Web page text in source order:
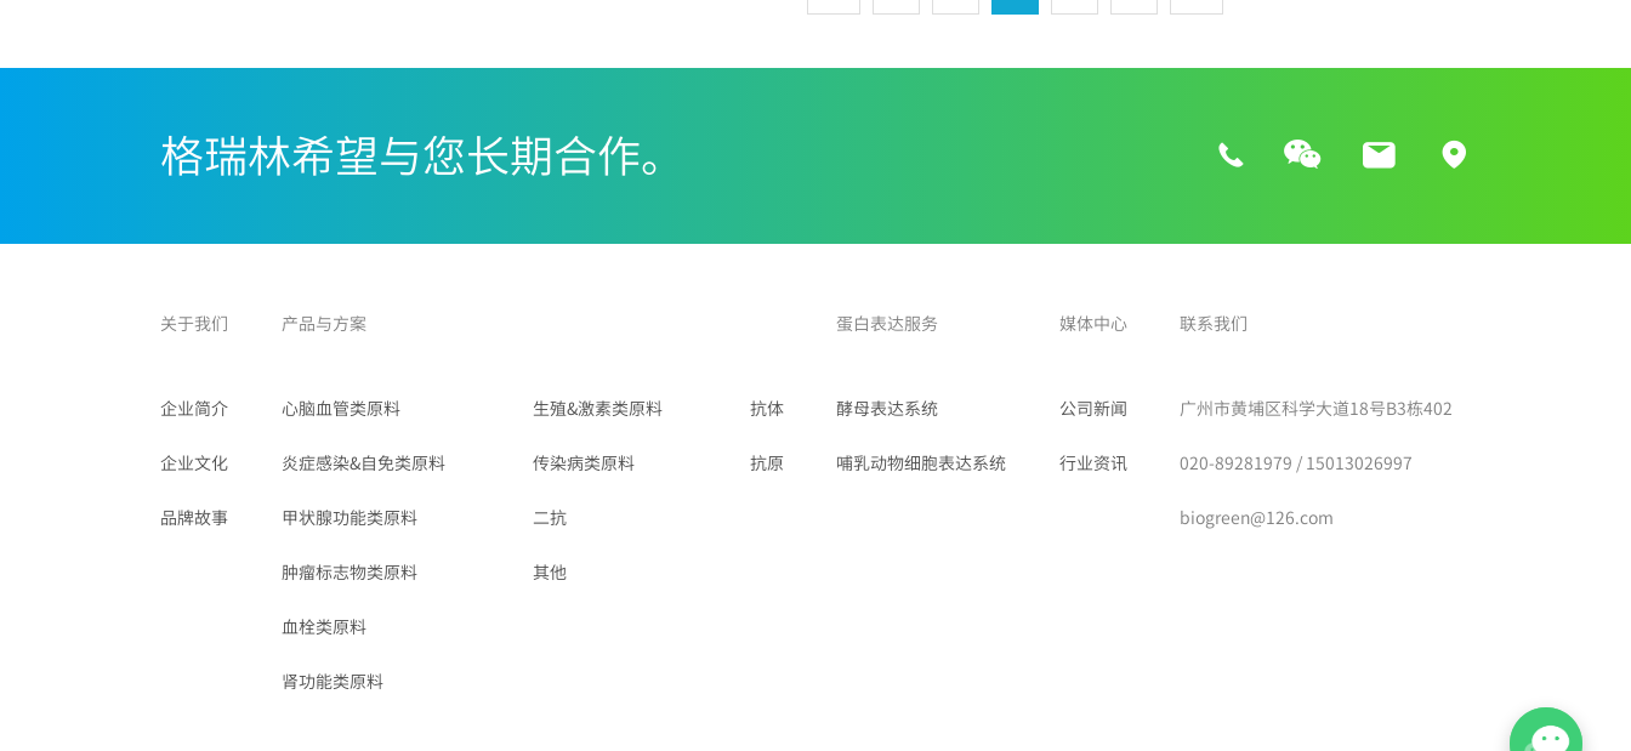
格瑞林希望与您长期合作。
关于我们
企业简介
企业文化
品牌故事
产品与方案
心脑血管类原料
炎症感染&自免类原料
甲状腺功能类原料
肿瘤标志物类原料
血栓类原料
肾功能类原料
生殖&激素类原料
传染病类原料
二抗
其他
抗体
抗原
蛋白表达服务
酵母表达系统
哺乳动物细胞表达系统
媒体中心
公司新闻
行业资讯
联系我们
广州市黄埔区科学大道18号B3栋402
020-89281979 / 15013026997
biogreen@126.com